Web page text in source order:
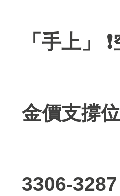
「手上」 ❗️
金價支撐
3306-3287